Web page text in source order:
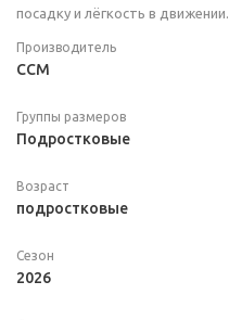
посадку и лёгкость в движении.
Производитель
CCM
Группы размеров
Подростковые
Возраст
подростковые
Сезон
2026